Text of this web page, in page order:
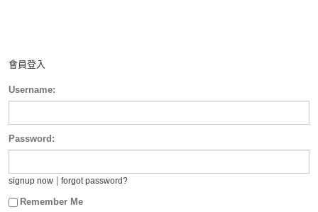
會員登入
Username:
Password:
signup now forgot password?
Remember Me